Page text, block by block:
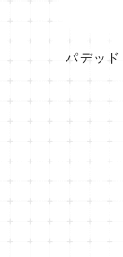
パデッ